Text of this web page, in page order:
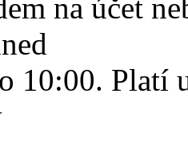
na účet
10:00. Platí